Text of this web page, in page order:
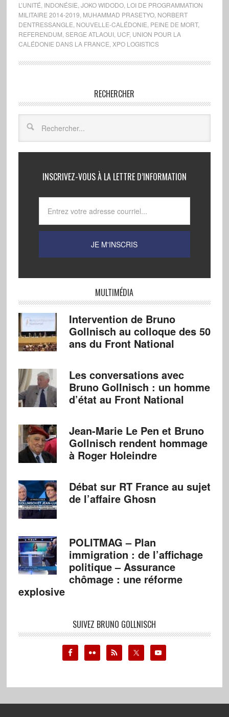
L’UNITÉ INDONÉSIE JOKO WIDODO, LOI DE PROGRAMMATION
MILITAIRE 2014-2019 MUHAMMAD PRASETYO, NORBERT
DENTRESSANGLE NOUVELLE-CALÉDONIE PEINE DE MORT,
REFERENDUM SERGE ATLAOUI, UCF, UNION POUR LA
CALÉDONIE DANS LA FRANCE XPO LOGISTICS
RECHERCHER
INSCRIVEZ-VOUS À LA LETTRE D’INFORMATION
MULTIMÉDIA
Intervention de Bruno
Gollnisch au colloque des 50
ans du Front National
Les conversations avec
Bruno Gollnisch : un homme
d’état au Front National
Jean-Marie Le Pen et Bruno
Gollnisch rendent hommage
à Roger Holeindre
Débat sur RT France au sujet
de l’affaire Ghosn
POLITMAG – Plan
immigration : de l’affichage
politique – Assurance
chômage : une réforme
explosive
SUIVEZ BRUNO GOLLNISCH